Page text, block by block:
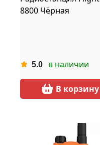
8800 Чёрная
5.0 в наличии
В корзину